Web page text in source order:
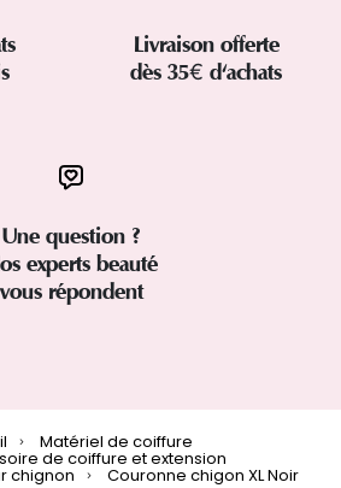
Livraison offerte
dès 35€ d'achats
Une question ?
experts beauté
vous répondent
Matériel de coiffure
de coiffure et extension
chignon Couronne chigon XL Noir